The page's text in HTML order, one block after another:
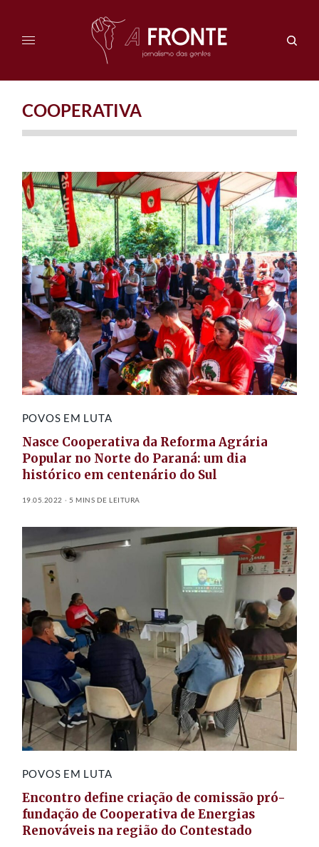
COOPERATIVA
POVOS EM LUTA
Nasce Cooperativa da Reforma Agrária
Popular no Norte do Paraná: um dia
histórico em centenário do Sul
19.05.2022 5 MINS DE LEITURA
POVOS EM LUTA
Encontro define criação de comissão pró-
fundação de Cooperativa de Energias
Renováveis na região do Contestado